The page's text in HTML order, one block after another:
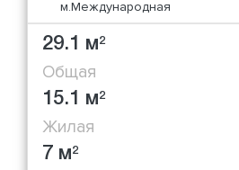
м.Международная
29.1 м2
Общая
15.1 м2
Жилая
7 м2